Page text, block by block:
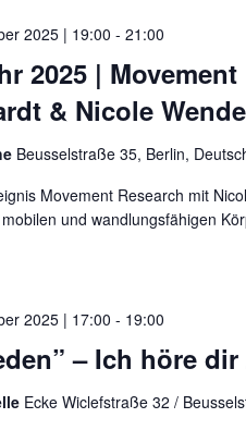
2025 |
& Nicole
2025 | 19:00 - 21:00
Beusselstraße 35, Berlin,
Movement Research mit
und wandlungsfähigen
– Ich höre
2025 | 17:00 - 19:00
Ecke Wiclefstraße 32 /